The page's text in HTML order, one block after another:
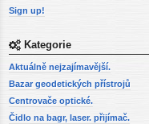
Sign up!
Kategorie
Aktuálně nejzajímavější.
Bazar geodetických přístrojů
Centrovače optické.
Čidlo na bagr, laser. přijímač.